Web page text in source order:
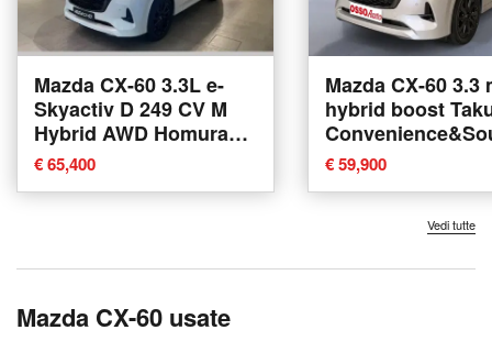
Mazda CX-60 3.3L e-
Skyactiv D 249 CV M
Hybrid AWD Homura
nuova a Alba
€ 65,400
Mazda CX-60 3.3
hybrid boost
DriverAssistance
249cv auto
Udine
€ 59,900
Vedi tutte
Mazda CX-60 usate